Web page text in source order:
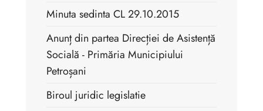
Minuta sedinta CL 29.10.2015
Anunț din partea Direcției de Asistență
Socială - Primăria Municipiului
Petroșani
Biroul juridic legislatie